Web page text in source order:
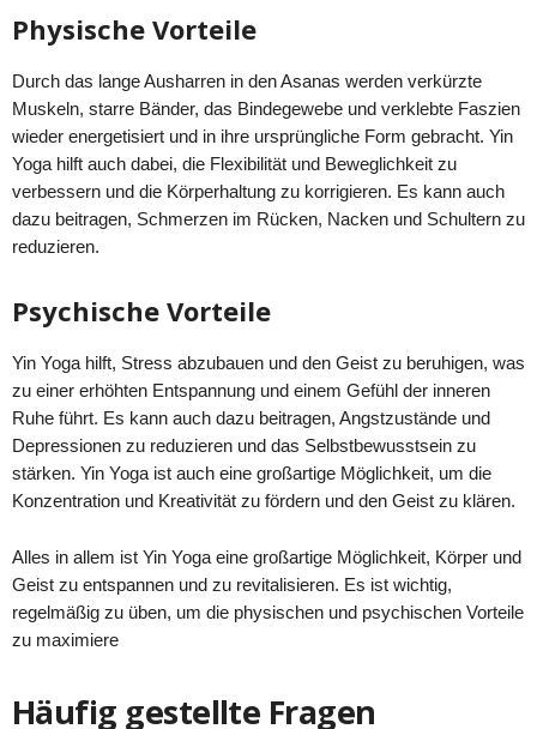
Physische Vorteile
Durch das lange Ausharren in den Asanas werden verkürzte
Muskeln, starre Bänder, das Bindegewebe und verklebte Faszien
wieder energetisiert und in ihre ursprüngliche Form gebracht. Yin
Yoga hilft auch dabei, die Flexibilität und Beweglichkeit zu
verbessern und die Körperhaltung zu korrigieren. Es kann auch
dazu beitragen, Schmerzen im Rücken, Nacken und Schultern zu
reduzieren.
Psychische Vorteile
Yin Yoga hilft, Stress abzubauen und den Geist zu beruhigen, was
zu einer erhöhten Entspannung und einem Gefühl der inneren
Ruhe führt. Es kann auch dazu beitragen, Angstzustände und
Depressionen zu reduzieren und das Selbstbewusstsein zu
stärken. Yin Yoga ist auch eine großartige Möglichkeit, um die
Konzentration und Kreativität zu fördern und den Geist zu klären.
Alles in allem ist Yin Yoga eine großartige Möglichkeit, Körper und
Geist zu entspannen und zu revitalisieren. Es ist wichtig,
regelmäßig zu üben, um die physischen und psychischen Vorteile
zu maximiere
Häufig gestellte Fragen